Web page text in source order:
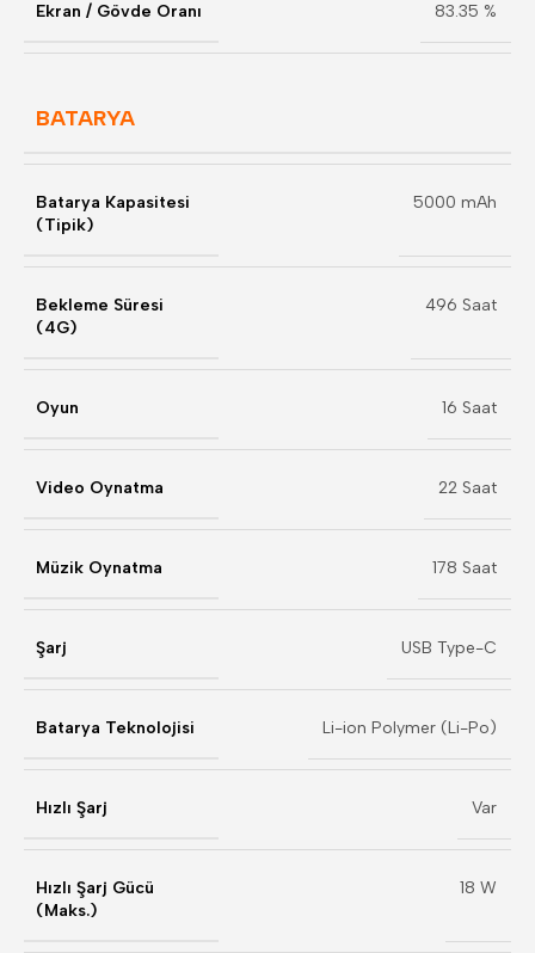
Ekran / Gövde Oranı 83.35 %
BATARYA
Batarya Kapasitesi
(Tipik)
5000 mAh
Bekleme Süresi
(4G)
496 Saat
Oyun 16 Saat
Video Oynatma 22 Saat
Müzik Oynatma 178 Saat
Şarj USB Type-C
Batarya Teknolojisi Li-ion Polymer (Li-Po)
Hızlı Şarj Var
Hızlı Şarj Gücü
(Maks.)
18 W